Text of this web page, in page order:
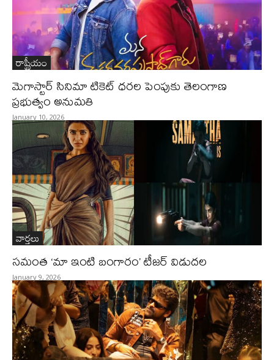
రాష్ట్రీయం
మెగాస్టార్ సినిమా టికెట్ ధరల పెంపుకు తెలంగాణ
ప్రభుత్వం అనుమతి
January 10, 2026
వార్తలు
సమంత ‘మా ఇంటి బంగారం’ టీజర్ విడుదల
January 9, 2026